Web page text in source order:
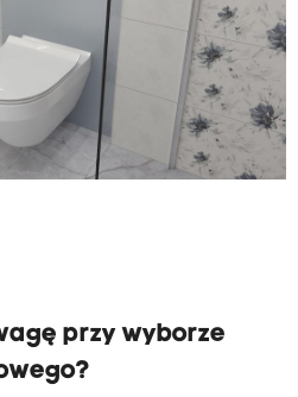
przy wyborze